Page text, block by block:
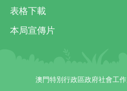
表格下載
本局宣傳片
澳門特別行政區政府社會工